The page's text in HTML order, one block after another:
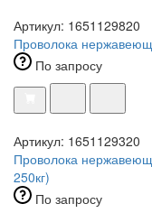
Артикул: 1651129820
Проволока
По запросу
Артикул: 1651129320
Проволока
250кг)
По запросу